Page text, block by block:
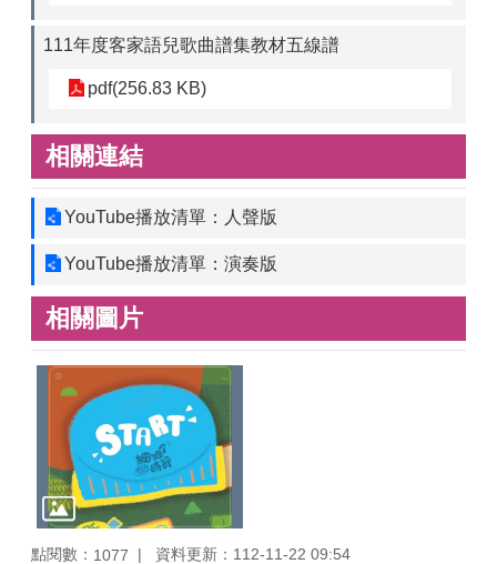
111年度客家語兒歌曲譜集教材五線譜
pdf(256.83 KB)
相關連結
YouTube播放清單：人聲版
YouTube播放清單：演奏版
相關圖片
點閱數： 1077 資料更新：112-11-22 09:54